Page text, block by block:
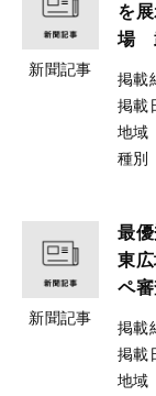
新聞記事
を
場
掲載
掲載
地域
種別
新聞記事
最
東
ペ
掲載
掲載
地域